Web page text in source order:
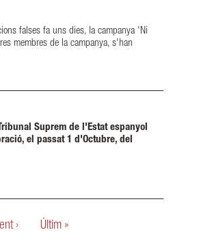
falses fa uns dies, la campanya 'Ni
membres de la campanya, s'han
Suprem de l'Estat espanyol
el passat 1 d'Octubre, del
› Últim »